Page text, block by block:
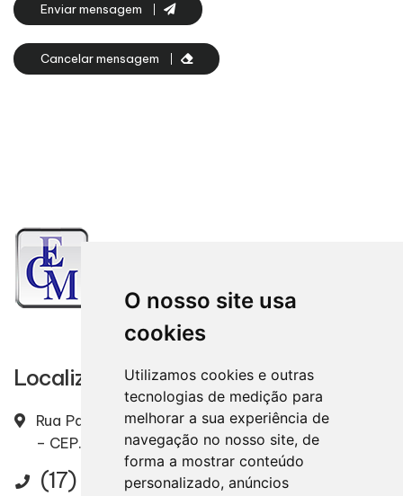
O nosso site usa
cookies
Utilizamos cookies e outras
tecnologias de medição para
melhorar a sua experiência de
navegação no nosso site, de
forma a mostrar conteúdo
personalizado, anúncios
Enviar mensagem
Cancelar mensagem
Localização
Rua Padre Ernesto, 2328 – Centro – Mirassol / SP
– CEP. 15130-000
(17) 3243-7020